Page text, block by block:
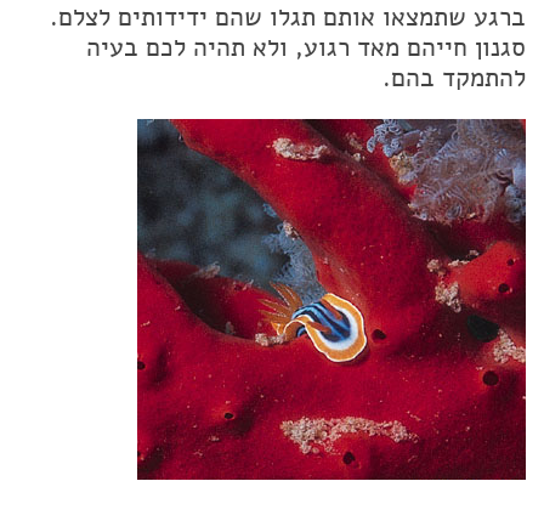
ברגע שתמצאו אותם תגלו שהם ידידותים לצלם.
סגנון חייהם מאד רגוע, ולא תהיה לכם בעיה
להתמקד בהם.